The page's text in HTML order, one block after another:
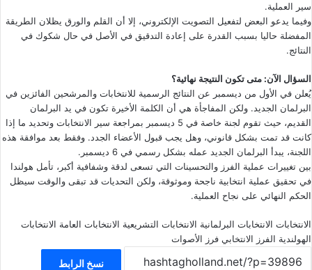
سير العملية.
وفيما يدعو البعض لتفعيل التصويت الإلكتروني، إلا أن القلم والورق يظلان الطريقة
المفضلة حاليا بسبب القدرة على إعادة التدقيق في الأصل في حال شكوك في
النتائج.
السؤال الآن: متى تكون النتيجة نهائية؟
يُعلن في الأول من ديسمبر عن النتائج الرسمية للانتخابات والمرشحين الفائزين في
البرلمان الجديد. ولكن المفاجأة هي أن الكلمة الأخيرة تكون في يد البرلمان
القديم، حيث تقوم لجنة خاصة في 5 ديسمبر بمراجعة سير الانتخابات وتحديد ما إذا
كانت قد تمت بشكل قانوني، وهل يجب قبول الأعضاء الجدد. وفقط بعد موافقة هذه
اللجنة، يبدأ البرلمان الجديد عمله بشكل رسمي في 6 ديسمبر.
بين تغييرات عملية الفرز والتحسينات التي تسعى لدقة وشفافية أكبر، تأمل هولندا
في تحقيق عملية انتخابية ناجحة وموثوقة، ولكن التحديات قد تبقى والوقت سيظل
الحكم النهائي على نجاح العملية.
الانتخابات الانتخابات البرلمانية الانتخابات التشريعية الانتخابات العامة الانتخابات
الهولندية الفرز الانتخابي فرز الأصوات
نسخ الرابط